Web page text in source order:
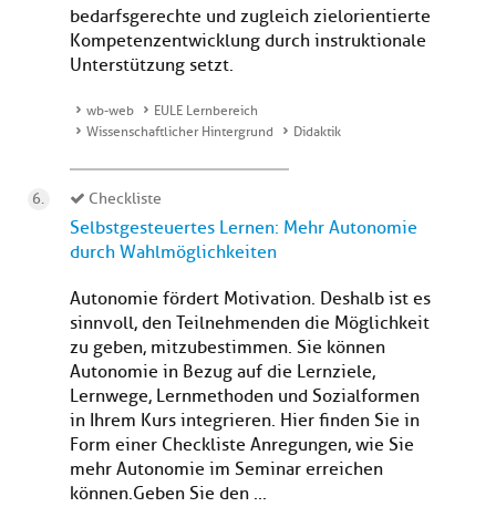
bedarfsgerechte und zugleich zielorientierte
Kompetenzentwicklung durch instruktionale
Unterstützung setzt.
wb-web
EULE Lernbereich
Wissenschaftlicher Hintergrund
Didaktik
Checkliste
Selbstgesteuertes Lernen: Mehr Autonomie
durch Wahlmöglichkeiten
Autonomie fördert Motivation. Deshalb ist es
sinnvoll, den Teilnehmenden die Möglichkeit
zu geben, mitzubestimmen. Sie können
Autonomie in Bezug auf die Lernziele,
Lernwege, Lernmethoden und Sozialformen
in Ihrem Kurs integrieren. Hier finden Sie in
Form einer Checkliste Anregungen, wie Sie
mehr Autonomie im Seminar erreichen
können.Geben Sie den ...